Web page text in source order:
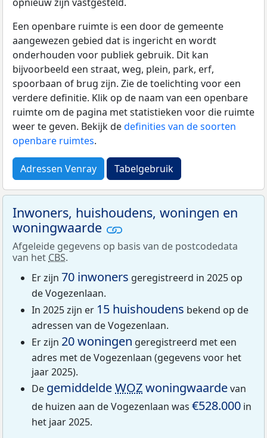
Een openbare ruimte is een door de gemeente
aangewezen gebied dat is ingericht en wordt
onderhouden voor publiek gebruik. Dit kan
bijvoorbeeld een straat, weg, plein, park, erf,
spoorbaan of brug zijn. Zie de toelichting voor een
verdere definitie. Klik op de naam van een openbare
ruimte om de pagina met statistieken voor die ruimte
weer te geven. Bekijk dedefinities van de soorten
openbare ruimtes.
Adressen Venray Tabelgebruik
Inwoners, huishoudens, woningen en
woningwaarde
Afgeleide gegevens op basis van de postcodedata
van het CBS.
Er zijn 70 inwoners geregistreerd in 2025 op
de Vogezenlaan.
In 2025 zijn er 15 huishoudens bekend op de
adressen van de Vogezenlaan.
Er zijn 20 woningen geregistreerd met een
adres met de Vogezenlaan (gegevens voor het
jaar 2025).
De gemiddeldeWOZwoningwaardevan
de huizen aan de Vogezenlaan was €528.000 in
het jaar 2025.